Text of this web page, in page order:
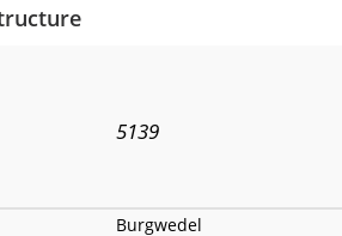
5139
Burgwedel